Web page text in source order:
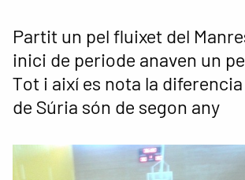
Partit un pel fluixet del
inici de periode anaven un
Tot i així es nota la diferencia
de Súria són de segon any